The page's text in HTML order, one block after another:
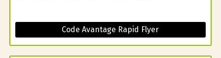
Code Avantage Rapid Flyer